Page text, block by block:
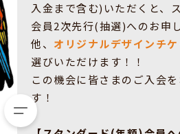
入金まで含む)いただくと、
会員2次先行(抽選)へのお申
他、 オリジナルデザインチケ
選びいただけます！！
この機会に皆さまのご入会
す！